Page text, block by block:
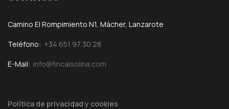
Camino El Rompimiento N1, Mácher, Lanzarote
Teléfono: +34 651 97 30 28
E-Mail: info@fincaisolina.com
Política de privacidad y cookies